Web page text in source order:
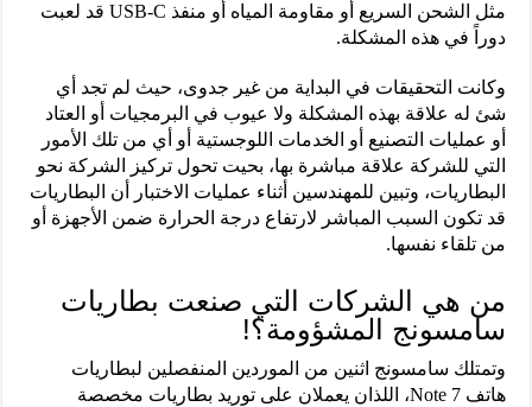
مثل الشحن السريع أو مقاومة المياه أو منفذ USB-C قد لعبت
دوراً في هذه المشكلة.
وكانت التحقيقات في البداية من غير جدوى، حيث لم تجد أي
شئ له علاقة بهذه المشكلة ولا عيوب في البرمجيات أو العتاد
أو عمليات التصنيع أو الخدمات اللوجستية أو أي من تلك الأمور
التي للشركة علاقة مباشرة بها، بحيت تحول تركيز الشركة نحو
البطاريات، وتبين للمهندسين أثناء عمليات الاختبار أن البطاريات
قد تكون السبب المباشر لارتفاع درجة الحرارة ضمن الأجهزة أو
من تلقاء نفسها.
من هي الشركات التي صنعت بطاريات
سامسونج المشؤومة؟!
وتمتلك سامسونج اثنين من الموردين المنفصلين لبطاريات
هاتف Note 7، اللذان يعملان على توريد بطاريات مخصصة